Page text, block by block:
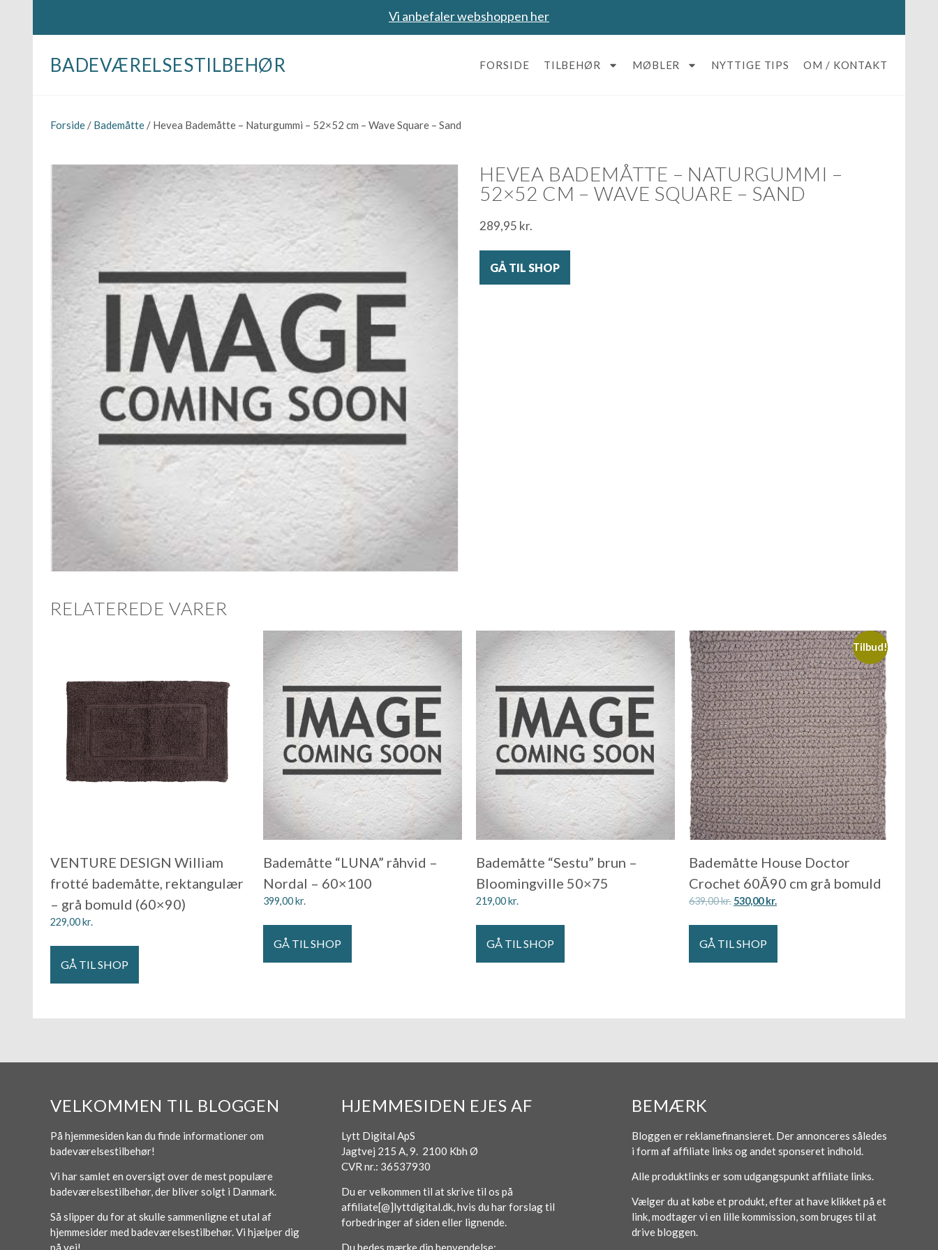
Vi anbefaler webshoppen her
BADEVÆRELSESTILBEHØR FORSIDE TILBEHØR MØBLER NYTTIGE TIPS OM / KONTAKT
Forside / Bademåtte / Hevea Bademåtte – Naturgummi – 52×52 cm – Wave Square – Sand
HEVEA BADEMÅTTE – NATURGUMMI –
52×52 CM – WAVE SQUARE – SAND
289,95 kr.
GÅ TIL SHOP
RELATEREDE VARER
VENTURE DESIGN William
frotté bademåtte, rektangulær
– grå bomuld (60×90)
229,00kr.
GÅ TIL SHOP
Bademåtte “LUNA” råhvid –
Nordal – 60×100
399,00kr.
GÅ TIL SHOP
Bademåtte “Sestu” brun –
Bloomingville 50×75
219,00kr.
GÅ TIL SHOP
Tilbud!
Bademåtte House Doctor
Crochet 60Ã90 cm grå bomuld
639,00kr. 530,00kr.
GÅ TIL SHOP
VELKOMMEN TIL BLOGGEN
På hjemmesiden kan du finde informationer om
badeværelsestilbehør!
Vi har samlet en oversigt over de mest populære
badeværelsestilbehør, der bliver solgt i Danmark.
Så slipper du for at skulle sammenligne et utal af
hjemmesider med badeværelsestilbehør. Vi hjælper dig
HJEMMESIDEN EJES AF
Lytt Digital ApS
Jagtvej 215 A, 9. 2100 Kbh Ø
CVR nr.: 36537930
Du er velkommen til at skrive til os på
affiliate[@]lyttdigital.dk, hvis du har forslag til
forbedringer af siden eller lignende.
BEMÆRK
Bloggen er reklamefinansieret. Der annonceres således
i form af affiliate links og andet sponseret indhold.
Alle produktlinks er som udgangspunkt affiliate links.
Vælger du at købe et produkt, efter at have klikket på et
link, modtager vi en lille kommission, som bruges til at
drive bloggen.